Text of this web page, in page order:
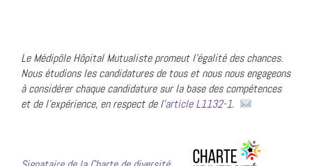
Le Médipôle Hôpital Mutualiste promeut l’égalité des chances.
Nous étudions les candidatures de tous et nous nous engageons
à considérer chaque candidature sur la base des compétences
et de l’expérience, en respect de l’article L1132-1.